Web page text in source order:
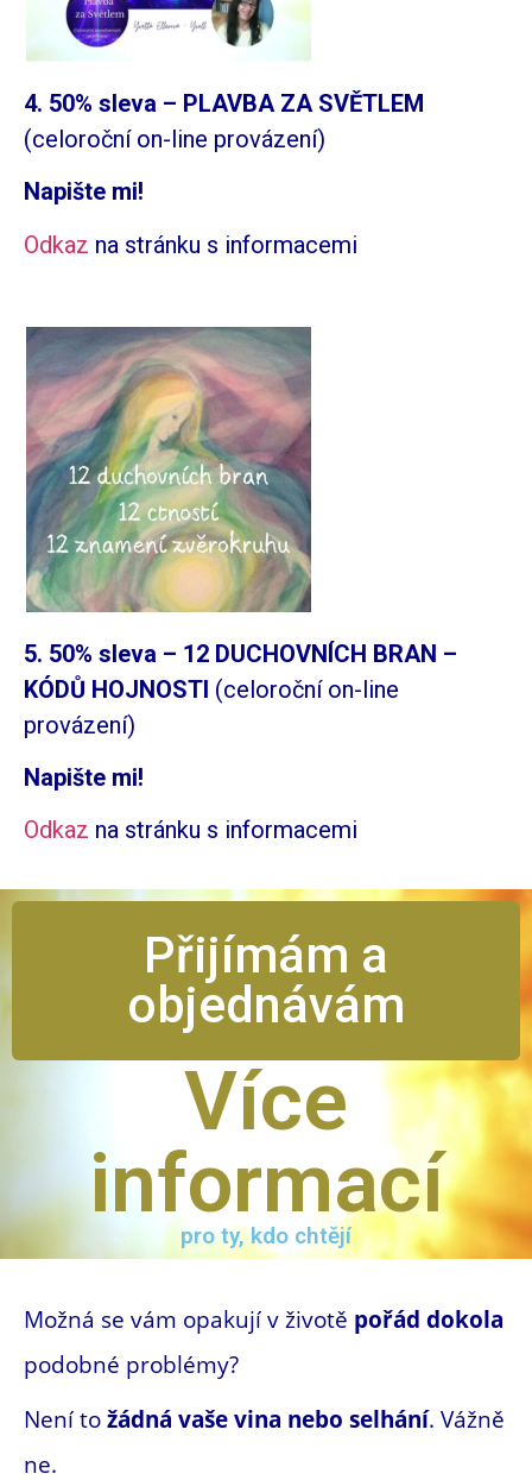
4. 50% sleva – PLAVBA ZA SVĚTLEM
(celoroční on-line provázení)
Napište mi!
Odkaz na stránku s informacemi
5. 50% sleva – 12 DUCHOVNÍCH BRAN –
KÓDŮ HOJNOSTI (celoroční on-line
provázení)
Napište mi!
Odkaz na stránku s informacemi
Přijímám a
objednávám
Více
informací
pro ty, kdo chtějí
Možná se vám opakují v životě pořád dokola
podobné problémy?
Není to žádná vaše vina nebo selhání. Vážně
ne.